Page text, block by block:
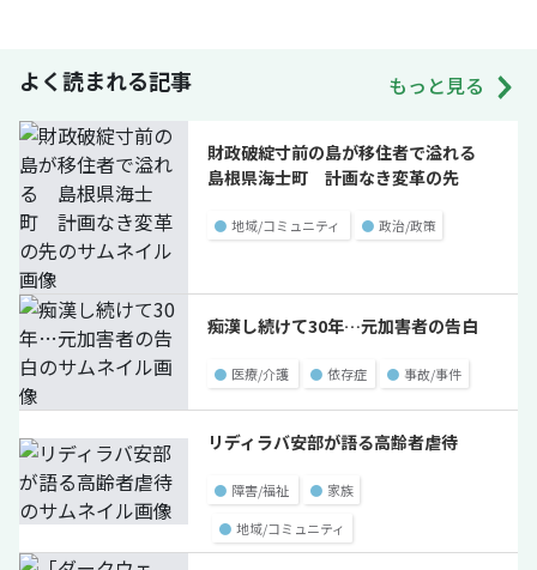
よく読まれる記事 もっと見る
財政破綻寸前の島が移住者で溢れる
島根県海士町 計画なき変革の先
● 地域/コミュニティ ● 政治/政策
痴漢し続けて30年…元加害者の告白
● 医療/介護 ● 依存症 ● 事故/事件
リディラバ安部が語る高齢者虐待
● 障害/福祉 ● 家族
● 地域/コミュニティ